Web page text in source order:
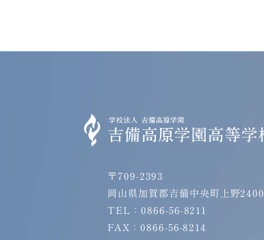
〒709-2393
岡山県加賀郡吉備中央町上野2400
TEL：0866-56-8211
FAX：0866-56-8214